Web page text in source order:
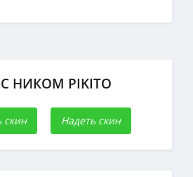
НИКОМ PIKITO
скин Надеть скин